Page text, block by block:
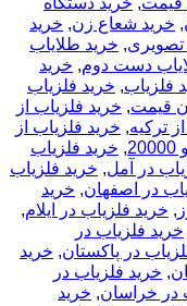
, خرید شعاع زن, خرید
تصویری, خرید طلایاب
دست دوم, خرید
فلزیاب, خرید فلزیاب
قیمت, خرید فلزیاب از
ترکیه, خرید فلزیاب از
, خرید فلزیاب
در آمل, خرید فلزیاب
در اصفهان, خرید
, خرید فلزیاب در ایلام,
خرید فلزیاب در
در پاکستان, خرید
, خرید فلزیاب در
در خراسان, خرید